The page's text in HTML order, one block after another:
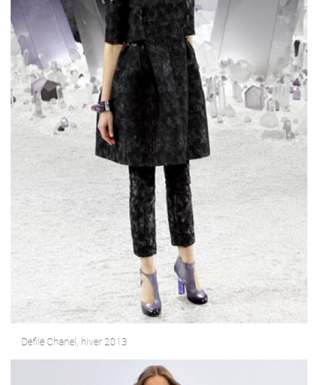
Défilé Chanel, hiver 2013